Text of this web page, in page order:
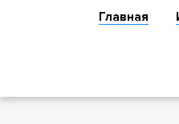
Главная